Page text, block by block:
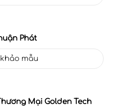
Phát
mẫu
Mại Golden Tech